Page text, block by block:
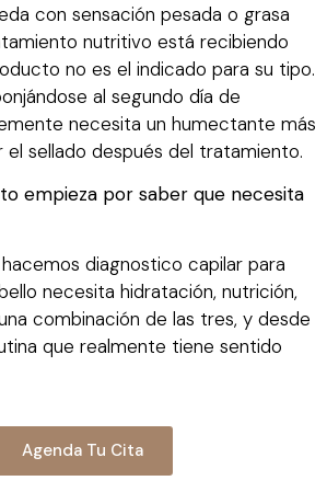
con sensación pesada o grasa
nutritivo está recibiendo
no es el indicado para su tipo.
al segundo día de
necesita un humectante más
sellado después del tratamiento.
empieza por saber que necesita
hacemos diagnostico capilar para
necesita hidratación, nutrición,
combinación de las tres, y desde
que realmente tiene sentido
Agenda Tu Cita